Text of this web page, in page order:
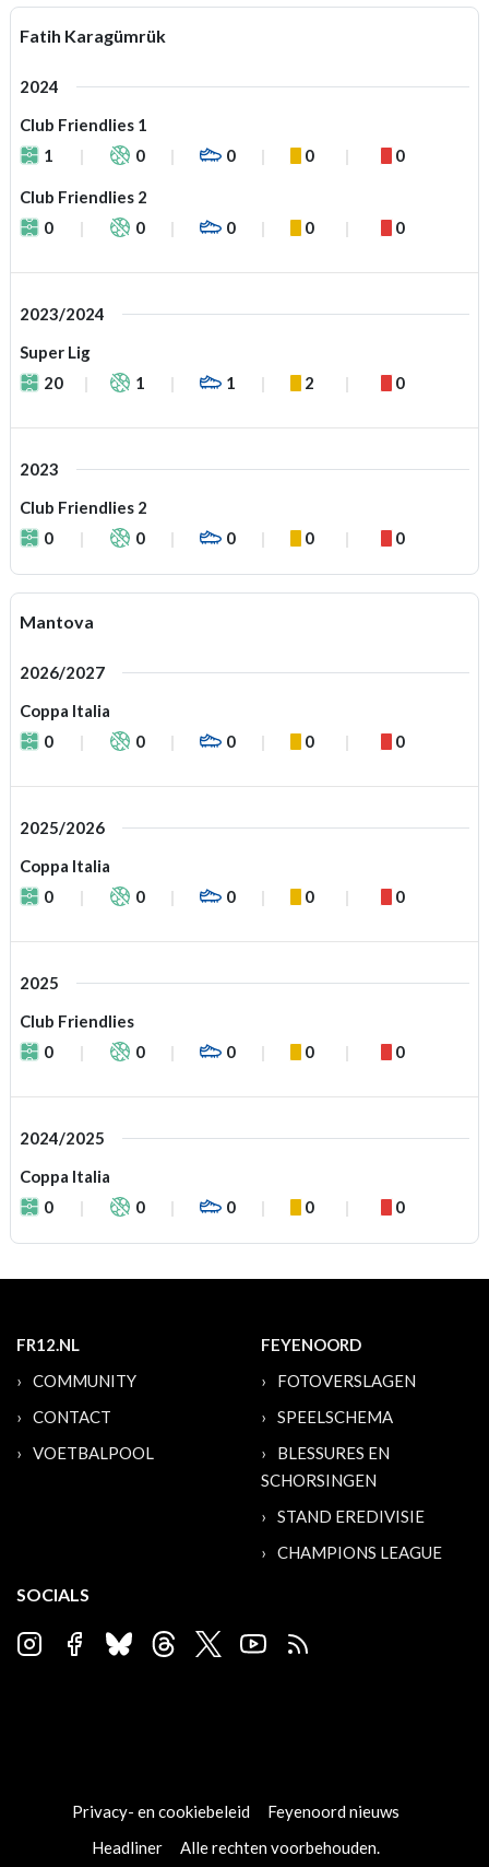
Fatih Karagümrük
2024
Club Friendlies 1
1
0 0 0 0
Club Friendlies 2
0
0 0 0 0
2023/2024
Super Lig
20
1 1 2 0
2023
Club Friendlies 2
0
0 0 0 0
Mantova
2026/2027
Coppa Italia
0
0 0 0 0
2025/2026
Coppa Italia
0
0 0 0 0
2025
Club Friendlies
0
0 0 0 0
2024/2025
Coppa Italia
0
0 0 0 0
FR12.NL
COMMUNITY
CONTACT
VOETBALPOOL
FEYENOORD
FOTOVERSLAGEN
SPEELSCHEMA
BLESSURES EN
SCHORSINGEN
STAND EREDIVISIE
CHAMPIONS LEAGUE
SOCIALS
Privacy- en cookiebeleid
Feyenoord nieuws
Headliner
Alle rechten voorbehouden.